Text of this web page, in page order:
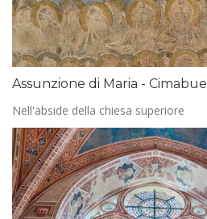
Assunzione di Maria - Cimabue
Nell'abside della chiesa superiore